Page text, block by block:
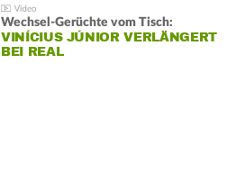
Wechsel-Gerüchte vom Tisch:
VINÍCIUS JÚNIOR VERLÄNGERT
BEI REAL